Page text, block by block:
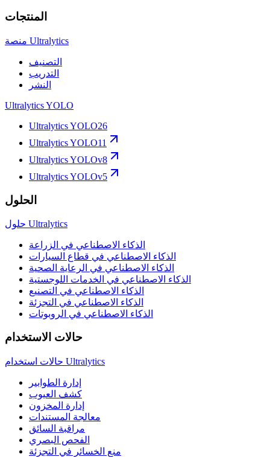
المنتجات
منصة Ultralytics
التصنيف
التدريب
النشر
Ultralytics YOLO
Ultralytics YOLO26
Ultralytics YOLO11
Ultralytics YOLOv8
Ultralytics YOLOv5
الحلول
حلول Ultralytics
الذكاء الاصطناعي في الزراعة
الذكاء الاصطناعي في قطاع السيارات
الذكاء الاصطناعي في الرعاية الصحية
الذكاء الاصطناعي في الخدمات اللوجستية
الذكاء الاصطناعي في التصنيع
الذكاء الاصطناعي في التجزئة
الذكاء الاصطناعي في الروبوتات
حالات الاستخدام
حالات استخدام Ultralytics
إدارة الطوابير
كشف العيوب
إدارة المخزون
معالجة المستندات
مراقبة السائق
الفحص البصري
منع الخسائر في التجزئة